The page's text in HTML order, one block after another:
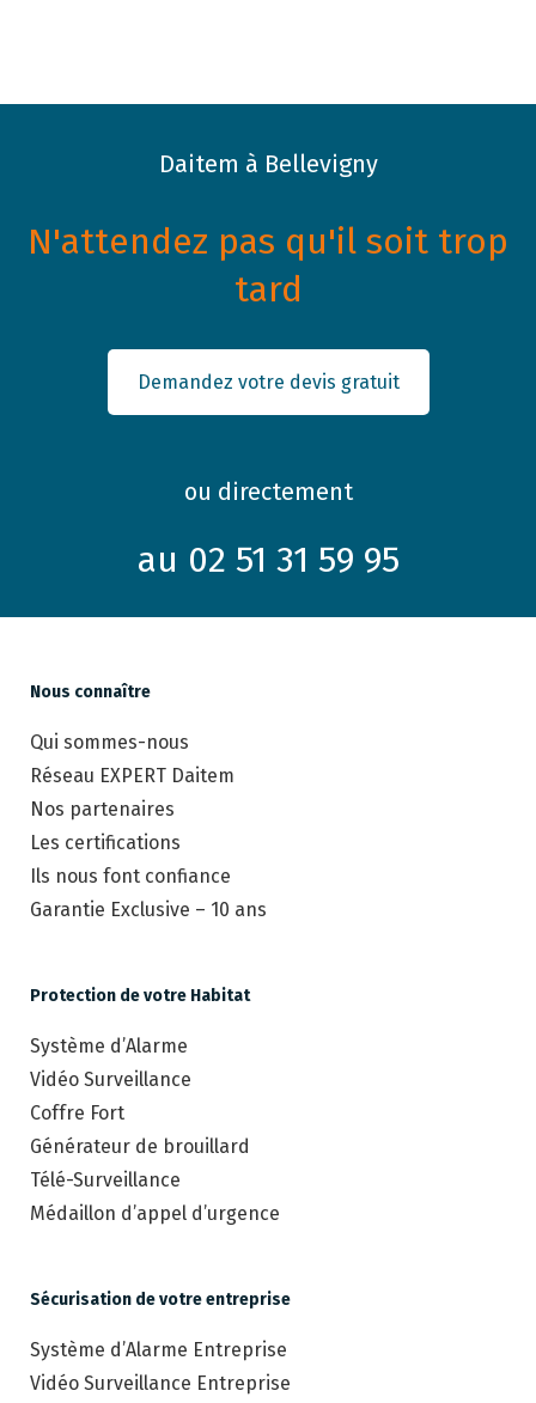
Daitem à Bellevigny
N'attendez pas qu'il soit trop
tard
Demandez votre devis gratuit
ou directement
au 02 51 31 59 95
Nous connaître
Qui sommes-nous
Réseau EXPERT Daitem
Nos partenaires
Les certifications
Ils nous font confiance
Garantie Exclusive – 10 ans
Protection de votre Habitat
Système d’Alarme
Vidéo Surveillance
Coffre Fort
Générateur de brouillard
Télé-Surveillance
Médaillon d’appel d’urgence
Sécurisation de votre entreprise
Système d’Alarme Entreprise
Vidéo Surveillance Entreprise